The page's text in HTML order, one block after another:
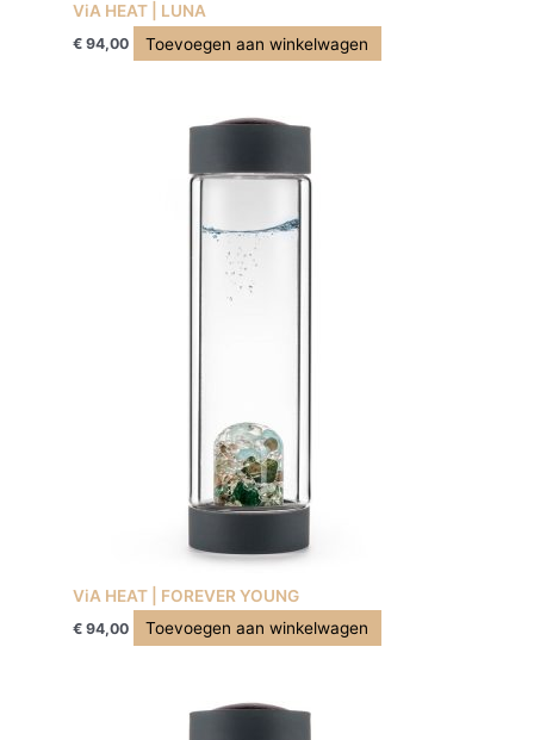
ViA HEAT | LUNA
€ 94,00 Toevoegen aan winkelwagen
ViA HEAT | FOREVER YOUNG
€ 94,00 Toevoegen aan winkelwagen